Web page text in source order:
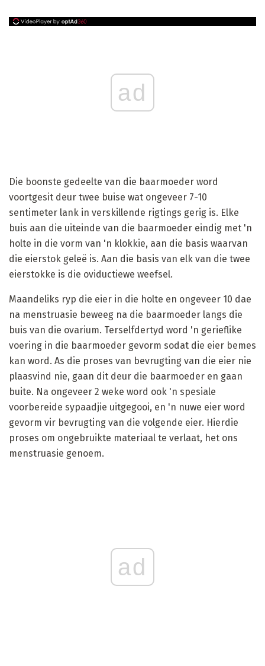
ad
Die boonste gedeelte van die baarmoeder word
voortgesit deur twee buise wat ongeveer 7-10
sentimeter lank in verskillende rigtings gerig is. Elke
buis aan die uiteinde van die baarmoeder eindig met 'n
holte in die vorm van 'n klokkie, aan die basis waarvan
die eierstok geleë is. Aan die basis van elk van die twee
eierstokke is die oviductiewe weefsel.
Maandeliks ryp die eier in die holte en ongeveer 10 dae
na menstruasie beweeg na die baarmoeder langs die
buis van die ovarium. Terselfdertyd word 'n gerieflike
voering in die baarmoeder gevorm sodat die eier bemes
kan word. As die proses van bevrugting van die eier nie
plaasvind nie, gaan dit deur die baarmoeder en gaan
buite. Na ongeveer 2 weke word ook 'n spesiale
voorbereide sypaadjie uitgegooi, en 'n nuwe eier word
gevorm vir bevrugting van die volgende eier. Hierdie
proses om ongebruikte materiaal te verlaat, het ons
menstruasie genoem.
ad